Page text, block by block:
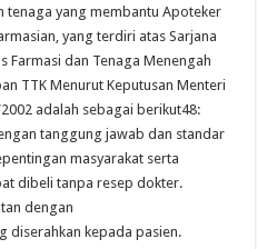
tenaga yang membantu Apoteker
yang terdiri atas Sarjana
Farmasi dan Tenaga Menengah
TTK Menurut Keputusan Menteri
adalah sebagai berikut48:
tanggung jawab dan standar
masyarakat serta
dibeli tanpa resep dokter.
dengan
diserahkan kepada pasien.